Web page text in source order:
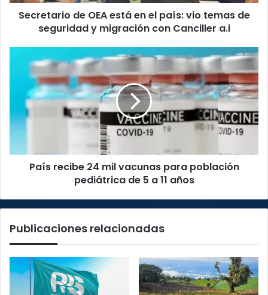
seguridad
Canciller
Secretario de OEA está en el país: vio temas de
seguridad y migración con Canciller a.i
recibe
vacunas
para
de
País recibe 24 mil vacunas para población
pediátrica de 5 a 11 años
Publicaciones relacionadas